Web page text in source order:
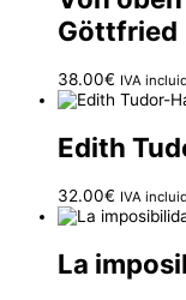
Göttfried
38.00€ IVA
Edith
32.00€ IVA
La